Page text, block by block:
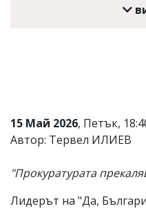
моля
сигнализирайте
15 Май 2026, Петък,
Автор: Тервел ИЛИЕВ
"Прокуратурата
Лидерът на "Да,